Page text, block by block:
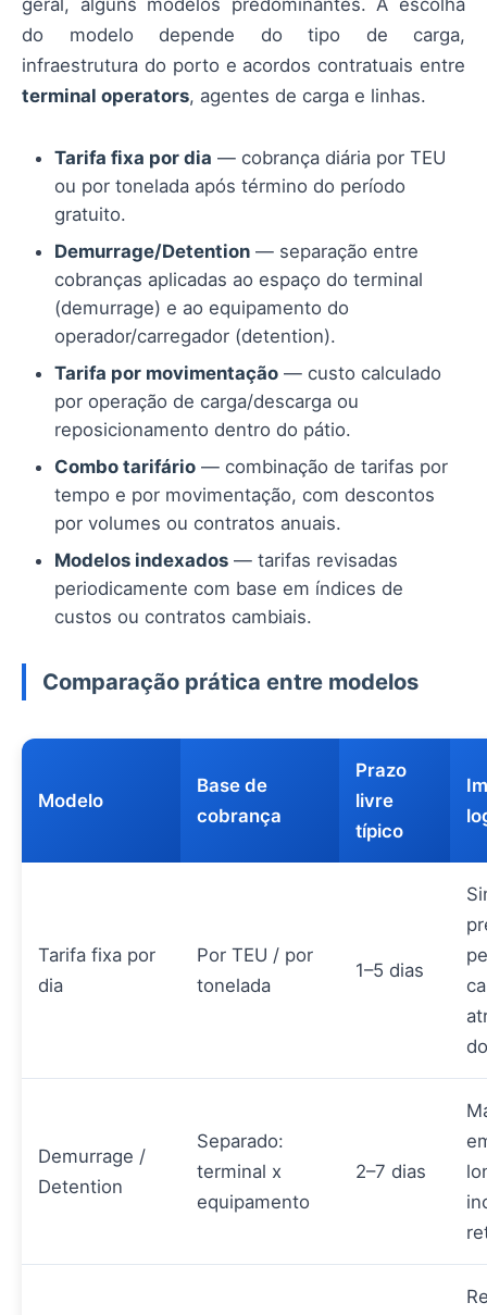
geral, alguns modelos predominantes. A escolha
do modelo depende do tipo de carga,
infraestrutura do porto e acordos contratuais entre
terminal operators, agentes de carga e linhas.
Tarifa fixa por dia — cobrança diária por TEU
ou por tonelada após término do período
gratuito.
Demurrage/Detention — separação entre
cobranças aplicadas ao espaço do terminal
(demurrage) e ao equipamento do
operador/carregador (detention).
Tarifa por movimentação — custo calculado
por operação de carga/descarga ou
reposicionamento dentro do pátio.
Combo tarifário — combinação de tarifas por
tempo e por movimentação, com descontos
por volumes ou contratos anuais.
Modelos indexados — tarifas revisadas
periodicamente com base em índices de
custos ou contratos cambiais.
Comparação prática entre modelos
Modelo
Base de
cobrança
Prazo
livre
típico
Tarifa fixa por
dia
Por TEU / por
tonelada
1–5 dias
Demurrage /
Detention
Separado:
terminal x
equipamento
2–7 dias